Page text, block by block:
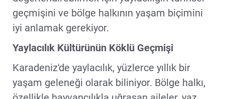
geçmişini ve bölge halkının yaşam biçimini
iyi anlamak gerekiyor.
Yaylacılık Kültürünün Köklü Geçmişi
Karadeniz'de yaylacılık, yüzlerce yıllık bir
yaşam geleneği olarak biliniyor. Bölge halkı,